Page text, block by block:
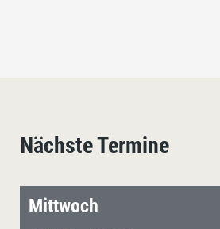
Nächste Termine
Mittwoch